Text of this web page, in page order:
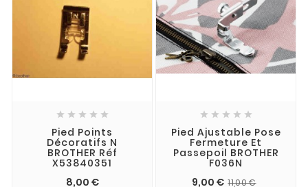
    
Pied Points
Décoratifs N
BROTHER Réf
X53840351
8,00 €
    
Pied Ajustable Pose
Fermeture Et
Passepoil BROTHER
F036N
9,00 € 11,00 €